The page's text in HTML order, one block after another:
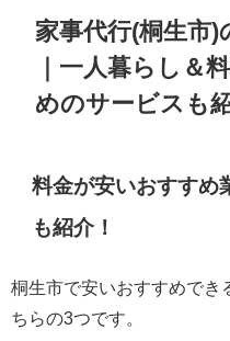
家事代行(桐生市)
｜一人暮らし＆
めのサービスも
料金が安いおすすめ
も紹介！
桐生市で安いおすすめでき
ちらの3つです。